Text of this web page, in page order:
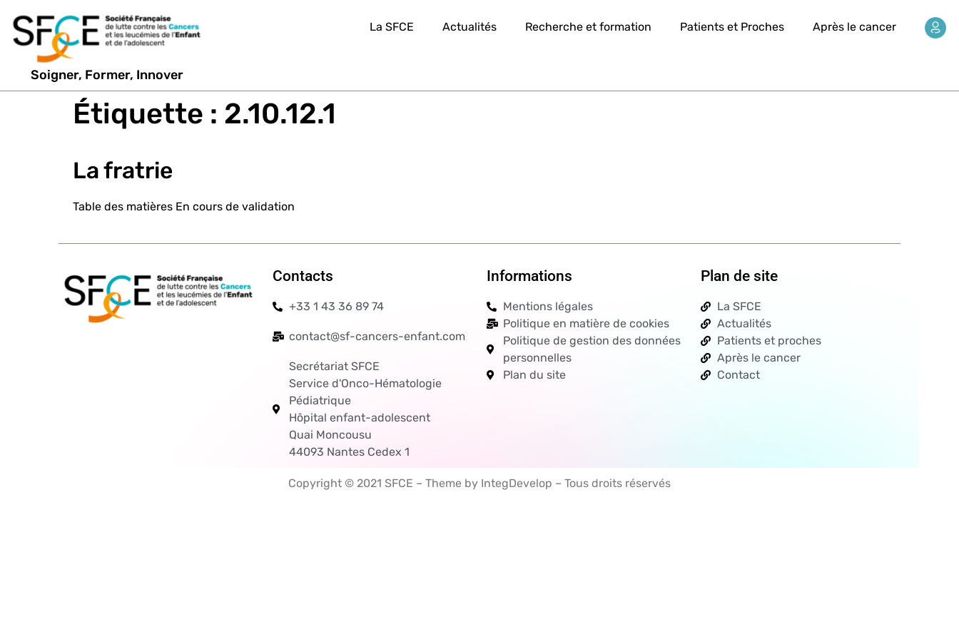
Soigner, Former, Innover
La SFCE Actualités Recherche et formation Patients et Proches Après le cancer
Étiquette : 2.10.12.1
La fratrie
Table des matières En cours de validation
Contacts
+33 1 43 36 89 74
contact@sf-cancers-enfant.com
Secrétariat SFCE
Service d'Onco-Hématologie
Pédiatrique
Hôpital enfant-adolescent
Quai Moncousu
44093 Nantes Cedex 1
Informations
Mentions légales
Politique en matière de cookies
Politique de gestion des données
personnelles
Plan du site
Plan de site
La SFCE
Actualités
Patients et proches
Après le cancer
Contact
Copyright © 2021 SFCE – Theme by IntegDevelop – Tous droits réservés